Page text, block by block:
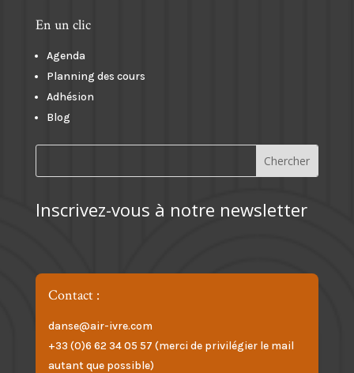
En un clic
Agenda
Planning des cours
Adhésion
Blog
Inscrivez-vous à notre newsletter
Contact :
danse@air-ivre.com
+33 (0)6 62 34 05 57 (merci de privilégier le mail
autant que possible)